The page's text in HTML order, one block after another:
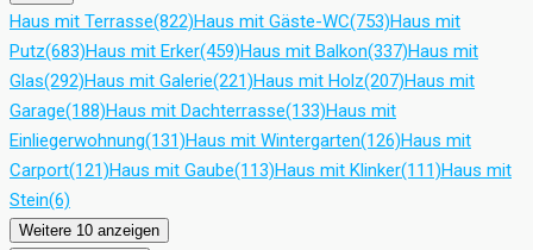
Haus mit Terrasse(822)Haus mit Gäste-WC(753)Haus mit
Putz(683)Haus mit Erker(459)Haus mit Balkon(337)Haus mit
Glas(292)Haus mit Galerie(221)Haus mit Holz(207)Haus mit
Garage(188)Haus mit Dachterrasse(133)Haus mit
Einliegerwohnung(131)Haus mit Wintergarten(126)Haus mit
Carport(121)Haus mit Gaube(113)Haus mit Klinker(111)Haus mit
Stein(6)
Weitere 10 anzeigen